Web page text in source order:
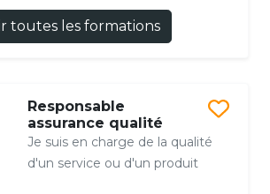
toutes les formations
Responsable
assurance qualité
Je suis en charge de la qualité
d'un service ou d'un produit